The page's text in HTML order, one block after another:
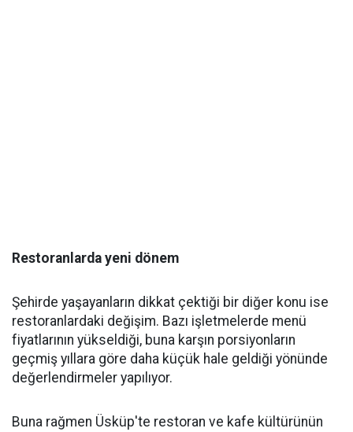
Restoranlarda yeni dönem
Şehirde yaşayanların dikkat çektiği bir diğer konu ise
restoranlardaki değişim. Bazı işletmelerde menü
fiyatlarının yükseldiği, buna karşın porsiyonların
geçmiş yıllara göre daha küçük hale geldiği yönünde
değerlendirmeler yapılıyor.
Buna rağmen Üsküp'te restoran ve kafe kültürünün